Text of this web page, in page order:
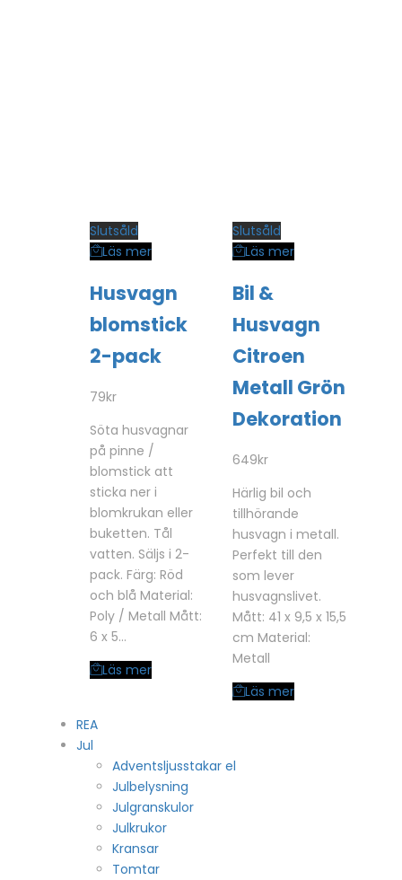
Slutsåld
Läs mer
Husvagn
blomstick
2-pack
79kr
Söta husvagnar
på pinne /
blomstick att
sticka ner i
blomkrukan eller
buketten. Tål
vatten. Säljs i 2-
pack. Färg: Röd
och blå Material:
Poly / Metall Mått:
6 x 5…
Läs mer
Slutsåld
Läs mer
Bil &
Husvagn
Citroen
Metall Grön
Dekoration
649kr
Härlig bil och
tillhörande
husvagn i metall.
Perfekt till den
som lever
husvagnslivet.
Mått: 41 x 9,5 x 15,5
cm Material:
Metall
Läs mer
REA
Jul
Adventsljusstakar el
Julbelysning
Julgranskulor
Julkrukor
Kransar
Tomtar